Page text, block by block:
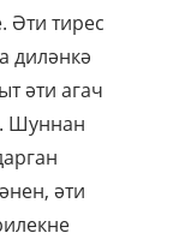
Әти тирес
диләнкә
әти агач
Шуннан
әти